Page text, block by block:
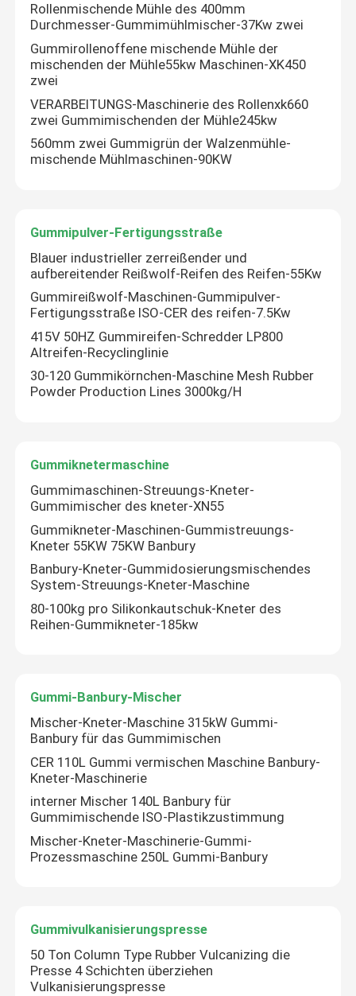
Rollenmischende Mühle des 400mm
Durchmesser-Gummimühlmischer-37Kw zwei
Gummirollenoffene mischende Mühle der
mischenden der Mühle55kw Maschinen-XK450
zwei
VERARBEITUNGS-Maschinerie des Rollenxk660
zwei Gummimischenden der Mühle245kw
560mm zwei Gummigrün der Walzenmühle-
mischende Mühlmaschinen-90KW
Gummipulver-Fertigungsstraße
Blauer industrieller zerreißender und
aufbereitender Reißwolf-Reifen des Reifen-55Kw
Gummireißwolf-Maschinen-Gummipulver-
Fertigungsstraße ISO-CER des reifen-7.5Kw
415V 50HZ Gummireifen-Schredder LP800
Altreifen-Recyclinglinie
30-120 Gummikörnchen-Maschine Mesh Rubber
Powder Production Lines 3000kg/H
Gummiknetermaschine
Gummimaschinen-Streuungs-Kneter-
Gummimischer des kneter-XN55
Gummikneter-Maschinen-Gummistreuungs-
Kneter 55KW 75KW Banbury
Banbury-Kneter-Gummidosierungsmischendes
System-Streuungs-Kneter-Maschine
80-100kg pro Silikonkautschuk-Kneter des
Reihen-Gummikneter-185kw
Gummi-Banbury-Mischer
Mischer-Kneter-Maschine 315kW Gummi-
Banbury für das Gummimischen
CER 110L Gummi vermischen Maschine Banbury-
Kneter-Maschinerie
interner Mischer 140L Banbury für
Gummimischende ISO-Plastikzustimmung
Mischer-Kneter-Maschinerie-Gummi-
Prozessmaschine 250L Gummi-Banbury
Gummivulkanisierungspresse
50 Ton Column Type Rubber Vulcanizing die
Presse 4 Schichten überziehen
Vulkanisierungspresse